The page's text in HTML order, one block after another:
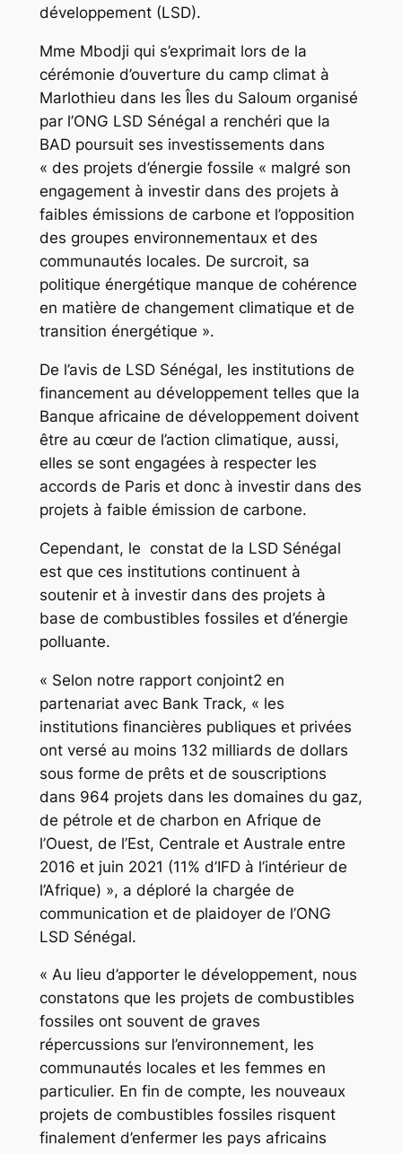
développement (LSD).
Mme Mbodji qui s’exprimait lors de la
cérémonie d’ouverture du camp climat à
Marlothieu dans les Îles du Saloum organisé
par l’ONG LSD Sénégal a renchéri que la
BAD poursuit ses investissements dans
« des projets d’énergie fossile « malgré son
engagement à investir dans des projets à
faibles émissions de carbone et l’opposition
des groupes environnementaux et des
communautés locales. De surcroit, sa
politique énergétique manque de cohérence
en matière de changement climatique et de
transition énergétique ».
De l’avis de LSD Sénégal, les institutions de
financement au développement telles que la
Banque africaine de développement doivent
être au cœur de l’action climatique, aussi,
elles se sont engagées à respecter les
accords de Paris et donc à investir dans des
projets à faible émission de carbone.
Cependant, le constat de la LSD Sénégal
est que ces institutions continuent à
soutenir et à investir dans des projets à
base de combustibles fossiles et d’énergie
polluante.
« Selon notre rapport conjoint2 en
partenariat avec Bank Track, « les
institutions financières publiques et privées
ont versé au moins 132 milliards de dollars
sous forme de prêts et de souscriptions
dans 964 projets dans les domaines du gaz,
de pétrole et de charbon en Afrique de
l’Ouest, de l’Est, Centrale et Australe entre
2016 et juin 2021 (11% d’IFD à l’intérieur de
l’Afrique) », a déploré la chargée de
communication et de plaidoyer de l’ONG
LSD Sénégal.
« Au lieu d’apporter le développement, nous
constatons que les projets de combustibles
fossiles ont souvent de graves
répercussions sur l’environnement, les
communautés locales et les femmes en
particulier. En fin de compte, les nouveaux
projets de combustibles fossiles risquent
finalement d’enfermer les pays africains